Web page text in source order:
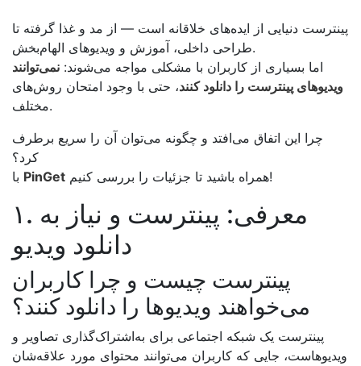
پینترست دنیایی از ایده‌های خلاقانه است — از مد و غذا گرفته تا
طراحی داخلی، آموزش و ویدیوهای الهام‌بخش.
اما بسیاری از کاربران با مشکلی مواجه می‌شوند: نمی‌توانند
ویدیوهای پینترست را دانلود کنند، حتی با وجود امتحان روش‌های
مختلف.
چرا این اتفاق می‌افتد و چگونه می‌توان آن را سریع برطرف
کرد؟
PinGet همراه باشید تا جزئیات را بررسی کنیم!
۱. معرفی: پینترست و نیاز به
دانلود ویدیو
پینترست چیست و چرا کاربران
می‌خواهند ویدیوها را دانلود کنند؟
پینترست یک شبکه اجتماعی برای به‌اشتراک‌گذاری تصاویر و
ویدیوهاست، جایی که کاربران می‌توانند محتوای مورد علاقه‌شان